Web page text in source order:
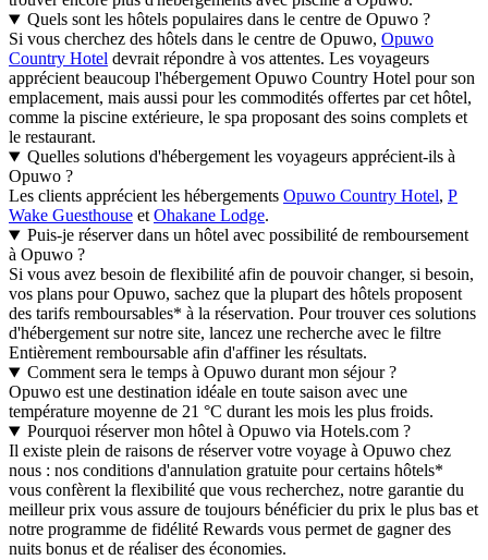
Quels sont les hôtels populaires dans le centre de Opuwo ?
Si vous cherchez des hôtels dans le centre de Opuwo, Opuwo
Country Hotel devrait répondre à vos attentes. Les voyageurs
apprécient beaucoup l'hébergement Opuwo Country Hotel pour son
emplacement, mais aussi pour les commodités offertes par cet hôtel,
comme la piscine extérieure, le spa proposant des soins complets et
le restaurant.
Quelles solutions d'hébergement les voyageurs apprécient-ils à
Opuwo ?
Les clients apprécient les hébergements Opuwo Country Hotel, P
Wake Guesthouse et Ohakane Lodge.
Puis-je réserver dans un hôtel avec possibilité de remboursement
à Opuwo ?
Si vous avez besoin de flexibilité afin de pouvoir changer, si besoin,
vos plans pour Opuwo, sachez que la plupart des hôtels proposent
des tarifs remboursables* à la réservation. Pour trouver ces solutions
d'hébergement sur notre site, lancez une recherche avec le filtre
Entièrement remboursable afin d'affiner les résultats.
Comment sera le temps à Opuwo durant mon séjour ?
Opuwo est une destination idéale en toute saison avec une
température moyenne de 21 °C durant les mois les plus froids.
Pourquoi réserver mon hôtel à Opuwo via Hotels.com ?
Il existe plein de raisons de réserver votre voyage à Opuwo chez
nous : nos conditions d'annulation gratuite pour certains hôtels*
vous confèrent la flexibilité que vous recherchez, notre garantie du
meilleur prix vous assure de toujours bénéficier du prix le plus bas et
notre programme de fidélité Rewards vous permet de gagner des
nuits bonus et de réaliser des économies.